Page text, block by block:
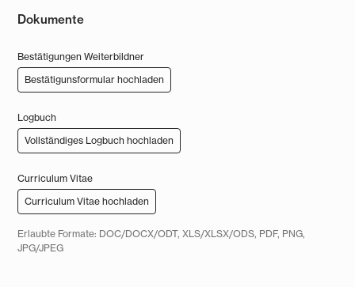
Dokumente
Bestätigungen Weiterbildner
Bestätigunsformular hochladen
Logbuch
Vollständiges Logbuch hochladen
Curriculum Vitae
Curriculum Vitae hochladen
Erlaubte Formate: DOC/DOCX/ODT, XLS/XLSX/ODS, PDF, PNG,
JPG/JPEG